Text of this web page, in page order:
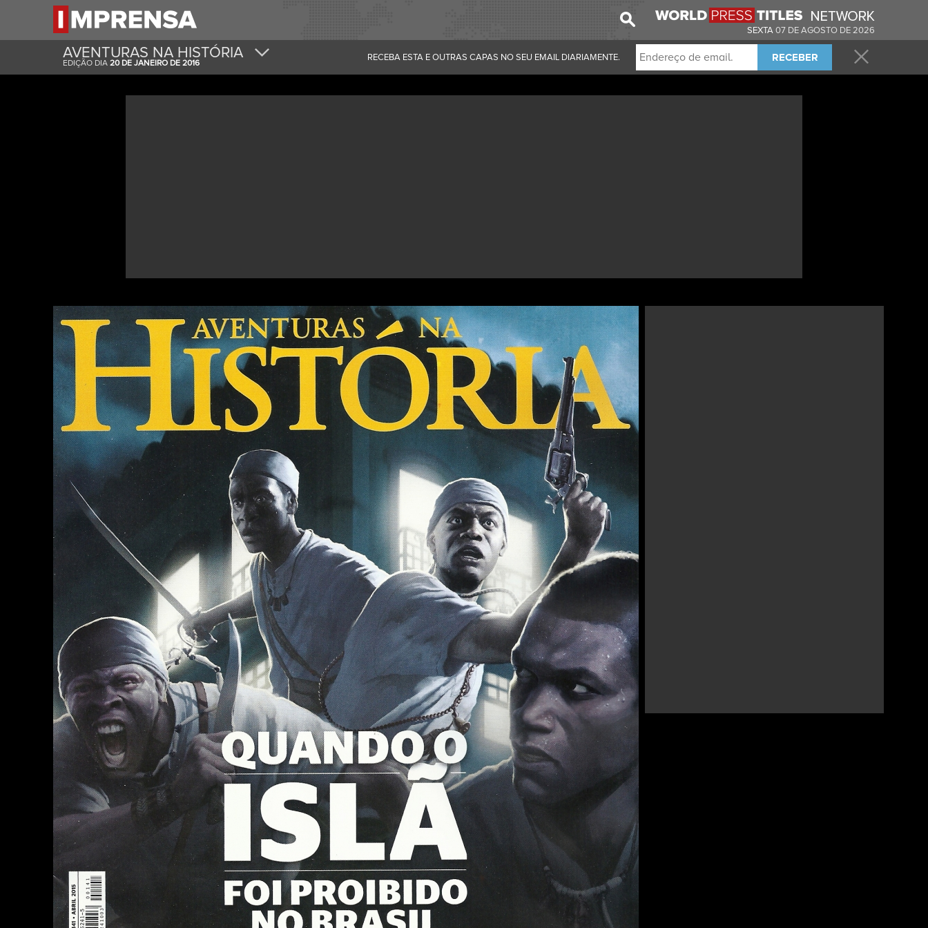
SEXTA07 DE AGOSTO DE 2026
AVENTURAS NA HISTÓRIA
EDIÇÃO DIA 20 DE JANEIRO DE 2016 RECEBER
RECEBA ESTA E OUTRAS CAPAS NO SEU EMAIL DIARIAMENTE.